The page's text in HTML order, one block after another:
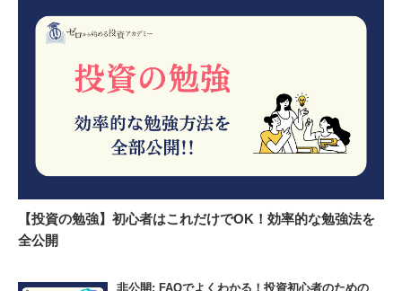
【投資の勉強】初心者はこれだけでOK！効率的な勉強法を
全公開
非公開: FAQでよくわかる！投資初心者のための